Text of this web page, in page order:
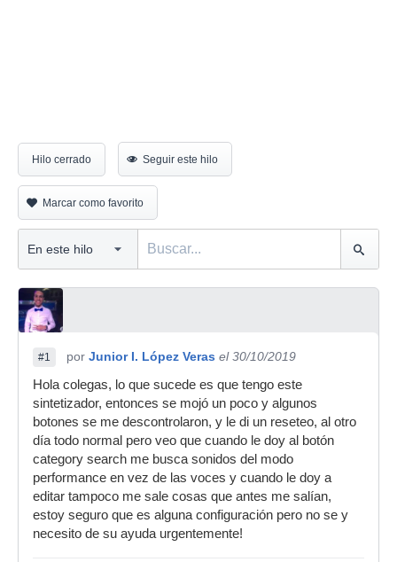
Hilo cerrado Seguir este hilo
Marcar como favorito
#1 por Junior I. López Veras el 30/10/2019
Hola colegas, lo que sucede es que tengo este
sintetizador, entonces se mojó un poco y algunos
botones se me descontrolaron, y le di un reseteo, al otro
día todo normal pero veo que cuando le doy al botón
category search me busca sonidos del modo
performance en vez de las voces y cuando le doy a
editar tampoco me sale cosas que antes me salían,
estoy seguro que es alguna configuración pero no se y
necesito de su ayuda urgentemente!